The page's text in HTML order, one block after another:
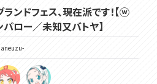
ランドフェス、現在派です！【ⓦ
ロー／未知又バトヤ】